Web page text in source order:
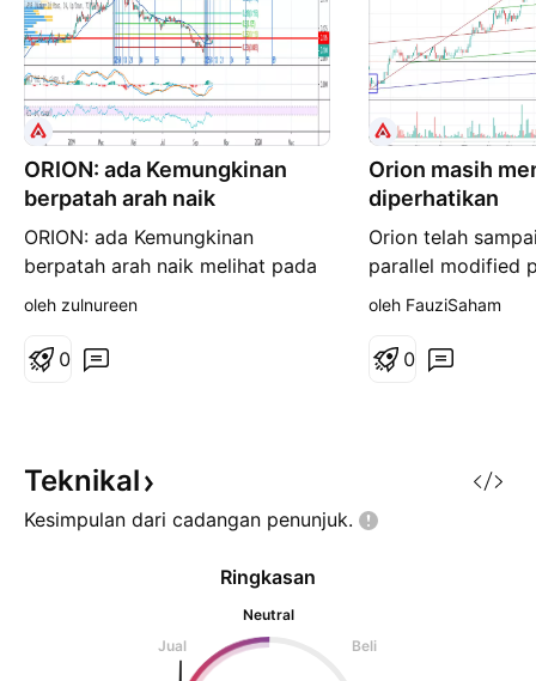
ORION: ada Kemungkinan
berpatah arah naik
ORION: ada Kemungkinan
berpatah arah naik melihat pada
carta saham ORION, baru baru
melonjak naikmelepasi paras
momentum ketika ini di lihat
sebagai positif begitu juga
dengan pet
oleh zulnureen
0
Orion masih
diperhatikan
Orion telah
parallel modified
dengan
sedikit
petang dengan
baik iaitu 0.095.
bertahan atas 0
oleh FauziSaham
0
Teknikal
Kesimpulan dari cadangan penunjuk.
Ringkasan
Neutral
Jual
Beli